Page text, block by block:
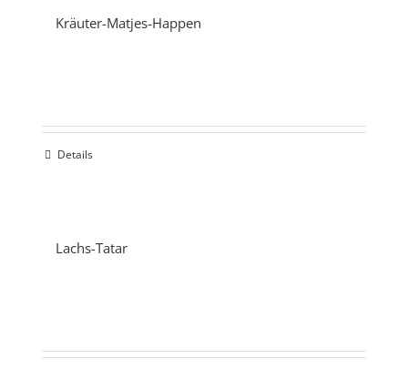
Kräuter-Matjes-Happen
Details
Lachs-Tatar